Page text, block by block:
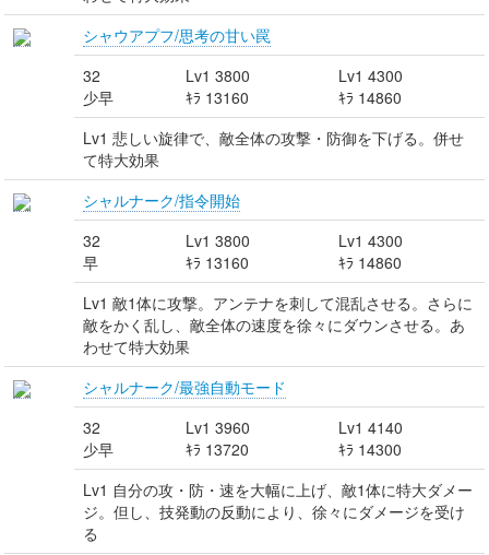
シャウアプフ/思考の甘い罠
32
少早
Lv1 3800
ｷﾗ 13160
Lv1 4300
ｷﾗ 14860
Lv1 悲しい旋律で、敵全体の攻撃・防御を下げる。併せ
て特大効果
シャルナーク/指令開始
32
早
Lv1 3800
ｷﾗ 13160
Lv1 4300
ｷﾗ 14860
Lv1 敵1体に攻撃。アンテナを刺して混乱させる。さらに
敵をかく乱し、敵全体の速度を徐々にダウンさせる。あ
わせて特大効果
シャルナーク/最強自動モード
32
少早
Lv1 3960
ｷﾗ 13720
Lv1 4140
ｷﾗ 14300
Lv1 自分の攻・防・速を大幅に上げ、敵1体に特大ダメー
ジ。但し、技発動の反動により、徐々にダメージを受け
る